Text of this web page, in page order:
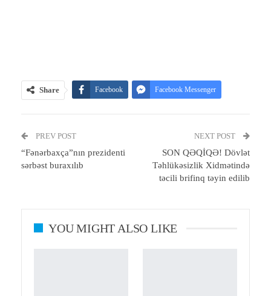
Share Facebook Facebook Messenger
Email
PREV POST
“Fənərbaxça”nın prezidenti
sərbəst buraxılıb
NEXT POST
SON QƏQİQƏ! Dövlət
Təhlükəsizlik Xidmətində
təcili brifinq təyin edilib
YOU MIGHT ALSO LIKE